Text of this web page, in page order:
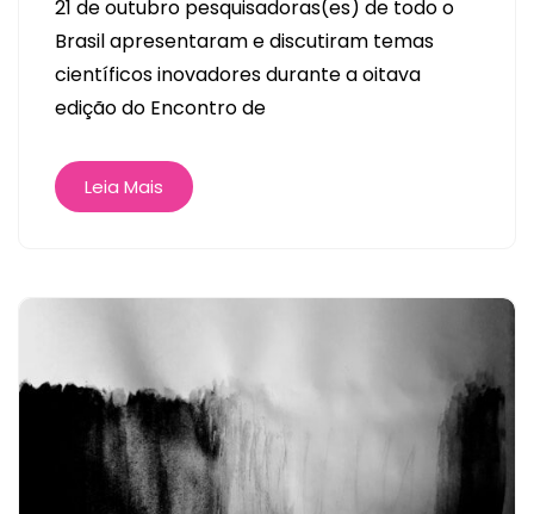
21 de outubro pesquisadoras(es) de todo o
Brasil apresentaram e discutiram temas
científicos inovadores durante a oitava
edição do Encontro de
Leia Mais